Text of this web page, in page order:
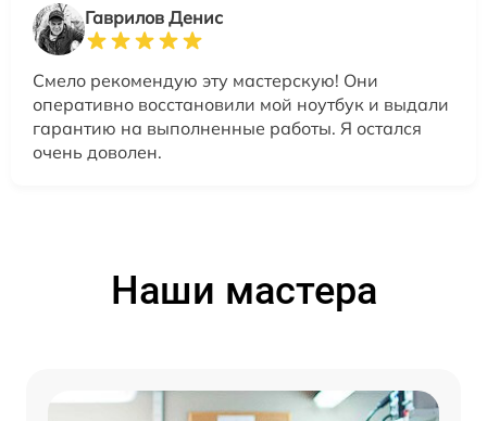
Гаврилов Денис
Смело рекомендую эту мастерскую! Они
оперативно восстановили мой ноутбук и выдали
гарантию на выполненные работы. Я остался
очень доволен.
Наши мастера